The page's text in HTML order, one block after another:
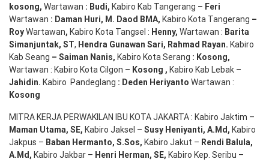
kosong, Wartawan : Budi, Kabiro Kab Tangerang – Feri
Wartawan : Daman Huri, M. Daod BMA, Kabiro Kota Tangerang –
RoyWartawan, Kabiro Kota Tangsel : Henny, Wartawan : Barita
Simanjuntak, ST, Hendra Gunawan Sari, Rahmad Rayan. Kabiro
Kab Seang – Saiman Nanis, Kabiro Kota Serang : Kosong,
Wartawan : Kabiro Kota Cilgon – Kosong , Kabiro Kab Lebak –
Jahidin. Kabiro Pandeglang : Deden Heriyanto Wartawan :
Kosong
MITRA KERJA PERWAKILAN IBU KOTA JAKARTA : Kabiro Jaktim –
Maman Utama, SE, Kabiro Jaksel – Susy Heniyanti, A.Md, Kabiro
Jakpus – Baban Hermanto, S.Sos, Kabiro Jakut – Rendi Balula,
A.Md, Kabiro Jakbar – Henri Herman, SE, Kabiro Kep. Seribu –